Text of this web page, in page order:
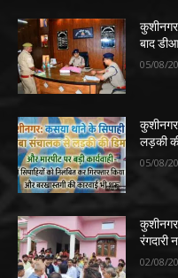
बाद
05/08/
लड़की
05/08/
कुशीनगर
रंगदारी
02/08/